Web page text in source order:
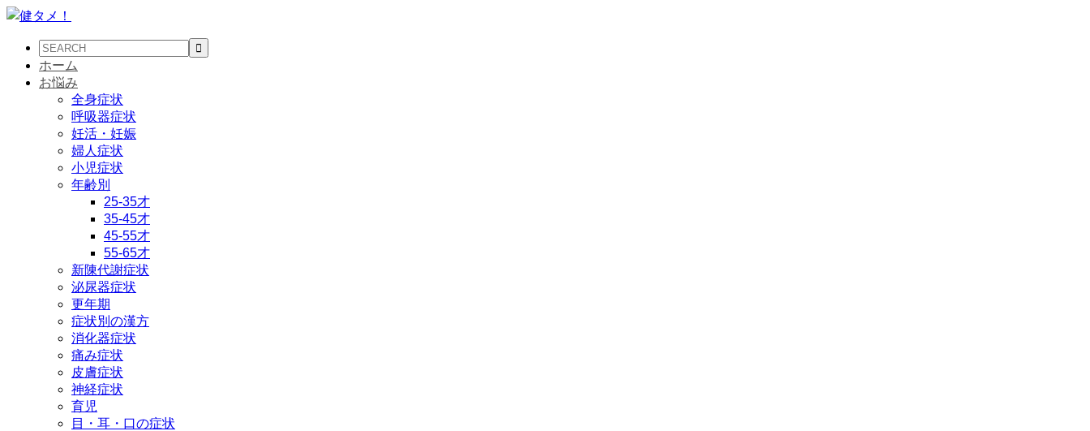
ホーム
お悩み
全身症状
呼吸器症状
妊活・妊娠
婦人症状
小児症状
年齢別
25-35才
35-45才
45-55才
55-65才
新陳代謝症状
泌尿器症状
更年期
症状別の漢方
消化器症状
痛み症状
皮膚症状
神経症状
育児
目・耳・口の症状